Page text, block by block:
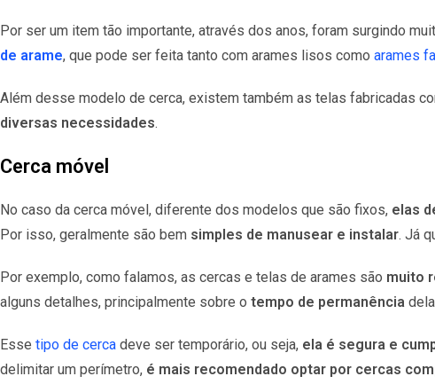
Por ser um item tão importante, através dos anos, foram surgindo
de arame, que pode ser feita tanto com arames lisos como arames
Além desse modelo de cerca, existem também as telas fabricadas
diversas necessidades.
Cerca móvel
No caso da cerca móvel, diferente dos modelos que são fixos, elas
Por isso, geralmente são bem simples de manusear e instalar. Já
Por exemplo, como falamos, as cercas e telas de arames são muito
alguns detalhes, principalmente sobre o tempo de permanência
Esse tipo de cerca deve ser temporário, ou seja, ela é segura e
delimitar um perímetro, é mais recomendado optar por cercas